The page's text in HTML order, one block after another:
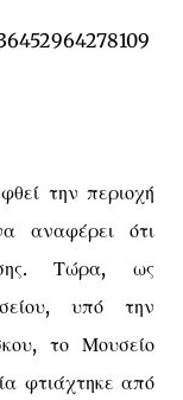
την περιοχή
αναφέρει ότι
Τώρα, ως
υπό την
το Μουσείο
φτιάχτηκε από